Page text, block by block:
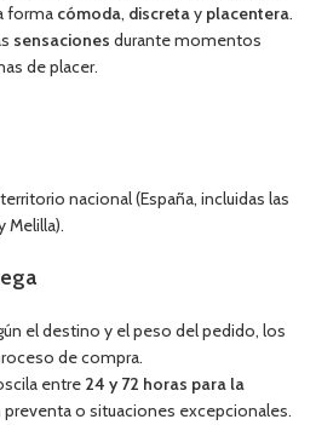
forma cómoda, discretay placentera.
sensaciones durante momentos
de placer.
nacional (España, incluidas las
Melilla).
el destino y el peso del pedido, los
de compra.
entre 24 y 72 horas para la
o situaciones excepcionales.